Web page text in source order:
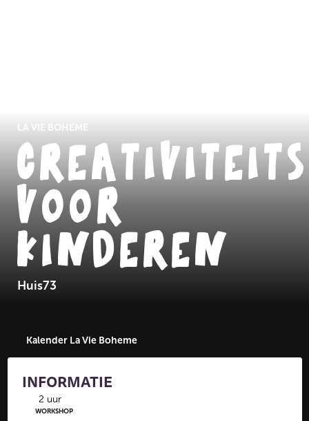
LA VIE BOHEME
VOOR
KINDEREN
Huis73
Kalender La Vie Boheme
INFORMATIE
2 uur
WORKSHOP